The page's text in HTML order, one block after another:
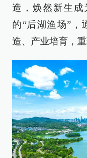
造，焕然新生
的“后湖渔场”，
造、产业培育，